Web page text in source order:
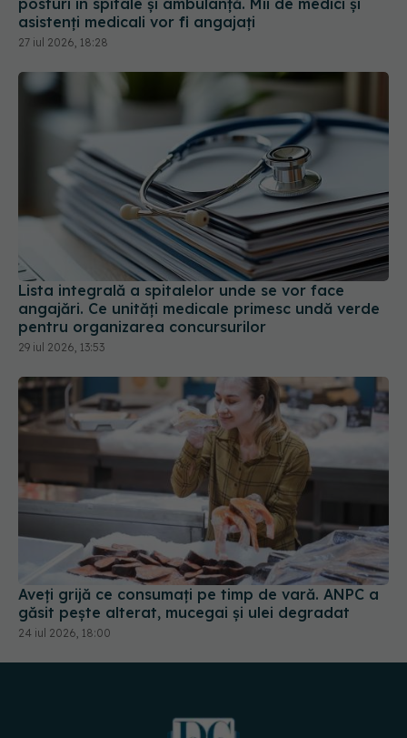
27 iul 2026, 18:28
Lista integrală a spitalelor unde se vor face
angajări. Ce unități medicale primesc undă verde
pentru organizarea concursurilor
29 iul 2026, 13:53
Aveți grijă ce consumați pe timp de vară. ANPC a
găsit pește alterat, mucegai și ulei degradat
24 iul 2026, 18:00